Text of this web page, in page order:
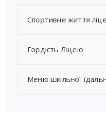
Спортивне життя
Гордість Ліцею
Меню шкільної